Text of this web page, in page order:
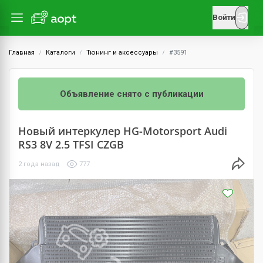
Войти
Главная Каталоги Тюнинг и аксессуары #3591
Объявление снято с публикации
Новый интеркулер HG-Motorsport Audi
RS3 8V 2.5 TFSI CZGB
2 года назад 777